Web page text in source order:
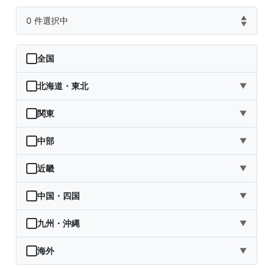
0 件選択中
▲
▼
全国
北海道・東北 ▼
北海道
青森県
岩手県
宮城県
秋田県
関東 ▼
茨城県
栃木県
群馬県
埼玉県
千葉県
中部 ▼
新潟県
富山県
石川県
福井県
近畿 ▼
三重県
滋賀県
京都府
中国・四国 ▼
鳥取県
島根県
九州・沖縄 ▼
福岡県
海外 ▼